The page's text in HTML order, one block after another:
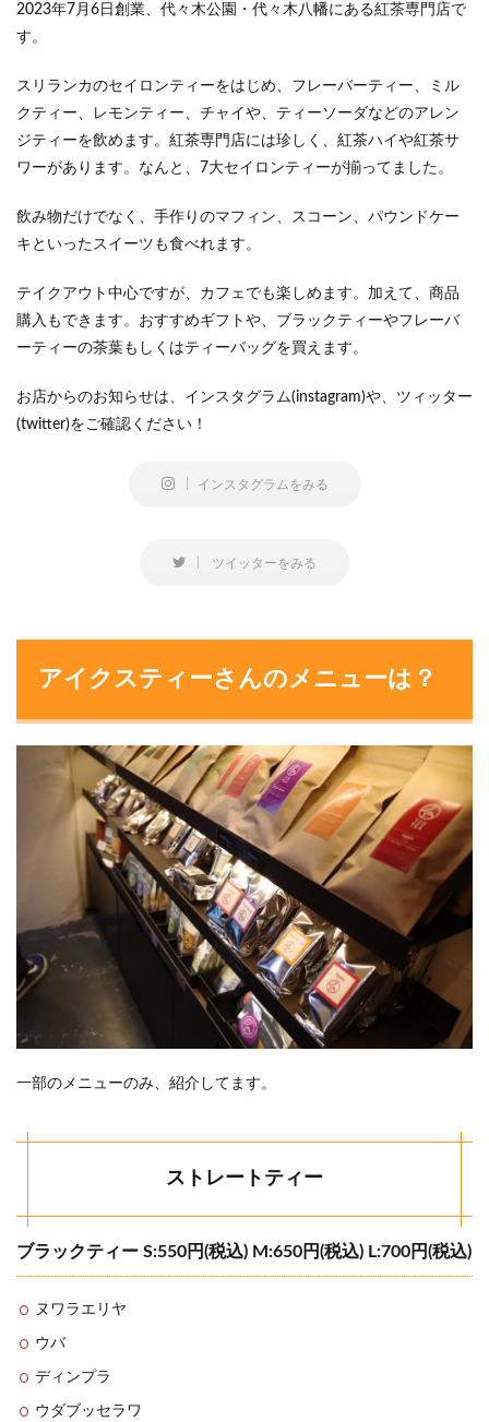
2023年7月6日創業、代々木公園・代々木八幡にある紅茶専門店で
す。
スリランカのセイロンティーをはじめ、フレーバーティー、ミル
クティー、レモンティー、チャイや、ティーソーダなどのアレン
ジティーを飲めます。 紅茶専門店には珍しく、紅茶ハイや紅茶サ
ワーがあります。 なんと、7大セイロンティーが揃ってました。
飲み物だけでなく、手作りのマフィン、スコーン、パウンドケー
キといったスイーツも食べれます。
テイクアウト中心ですが、カフェでも楽しめます。加えて、商品
購入もできます。おすすめギフトや、ブラックティーやフレーバ
ーティーの茶葉もしくはティーバッグを買えます。
お店からのお知らせは、インスタグラム(instagram)や、ツィッター
(twitter)をご確認ください！
インスタグラムをみる
ツイッターをみる
アイクスティーさんのメニューは？
一部のメニューのみ、紹介してます。
ストレートティー
ブラックティー S:550円(税込) M:650円(税込) L:700円(税込)
ヌワラエリヤ
ウバ
ディンプラ
ウダブッセラワ